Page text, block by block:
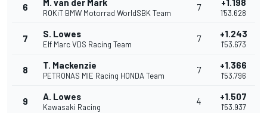
6 M. van der Mark
ROKiT BMW Motorrad WorldSBK Team
7 +1.198
1'53.628
7 S. Lowes
Elf Marc VDS Racing Team
7 +1.243
1'53.673
8 T. Mackenzie
PETRONAS MIE Racing HONDA Team
7 +1.366
1'53.796
9 A. Lowes
Kawasaki Racing
4 +1.507
1'53.937